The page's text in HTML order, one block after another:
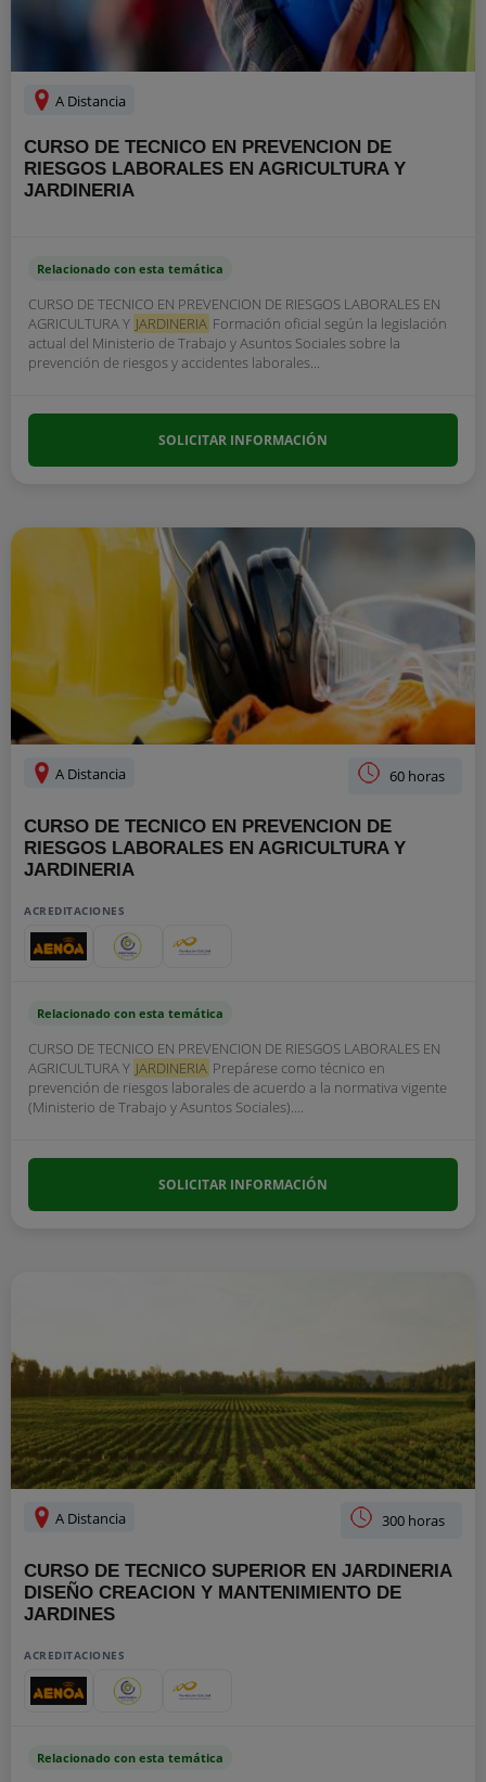
A Distancia
CURSO DE TECNICO EN PREVENCION DE
RIESGOS LABORALES EN AGRICULTURA Y
JARDINERIA
Relacionado con esta temática
CURSO DE TECNICO EN PREVENCION DE RIESGOS LABORALES EN
AGRICULTURA Y JARDINERIA Formación oficial según la legislación
actual del Ministerio de Trabajo y Asuntos Sociales sobre la
prevención de riesgos y accidentes laborales...
SOLICITAR INFORMACIÓN
A Distancia 60 horas
CURSO DE TECNICO EN PREVENCION DE
RIESGOS LABORALES EN AGRICULTURA Y
JARDINERIA
ACREDITACIONES
Relacionado con esta temática
CURSO DE TECNICO EN PREVENCION DE RIESGOS LABORALES EN
AGRICULTURA Y JARDINERIA Prepárese como técnico en
prevención de riesgos laborales de acuerdo a la normativa vigente
(Ministerio de Trabajo y Asuntos Sociales)....
SOLICITAR INFORMACIÓN
A Distancia 300 horas
CURSO DE TECNICO SUPERIOR EN JARDINERIA
DISEÑO CREACION Y MANTENIMIENTO DE
JARDINES
ACREDITACIONES
Relacionado con esta temática